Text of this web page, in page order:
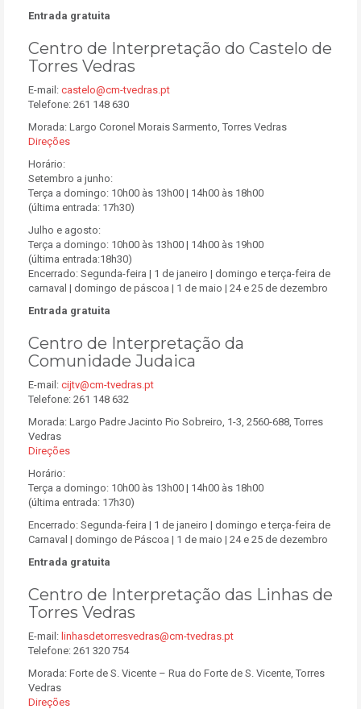
Entrada gratuita
Centro de Interpretação do Castelo de
Torres Vedras
E-mail: castelo@cm-tvedras.pt
Telefone: 261 148 630
Morada: Largo Coronel Morais Sarmento, Torres Vedras
Direções
Horário:
Setembro a junho:
Terça a domingo: 10h00 às 13h00 | 14h00 às 18h00
(última entrada: 17h30)
Julho e agosto:
Terça a domingo: 10h00 às 13h00 | 14h00 às 19h00
(última entrada:18h30)
Encerrado: Segunda-feira | 1 de janeiro | domingo e terça-feira de
carnaval | domingo de páscoa | 1 de maio | 24 e 25 de dezembro
Entrada gratuita
Centro de Interpretação da
Comunidade Judaica
E-mail: cijtv@cm-tvedras.pt
Telefone: 261 148 632
Morada: Largo Padre Jacinto Pio Sobreiro, 1-3, 2560-688, Torres
Vedras
Direções
Horário:
Terça a domingo: 10h00 às 13h00 | 14h00 às 18h00
(última entrada: 17h30)
Encerrado: Segunda-feira | 1 de janeiro | domingo e terça-feira de
Carnaval | domingo de Páscoa | 1 de maio | 24 e 25 de dezembro
Entrada gratuita
Centro de Interpretação das Linhas de
Torres Vedras
E-mail: linhasdetorresvedras@cm-tvedras.pt
Telefone: 261 320 754
Morada: Forte de S. Vicente – Rua do Forte de S. Vicente, Torres
Vedras
Direções